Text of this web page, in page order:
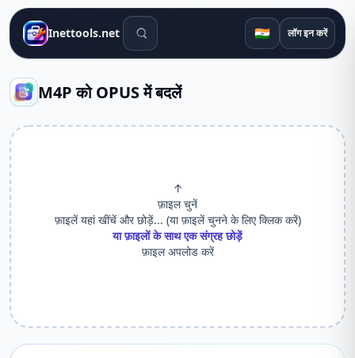
Inettools.net खोज उपकरण 🇮🇳 लॉग इन करें
M4P को OPUS में बदलें
↑
फ़ाइल चुनें
फ़ाइलें यहां खींचें और छोड़ें... (या फ़ाइलें चुनने के लिए क्लिक करें)
या फ़ाइलों के साथ एक संग्रह छोड़ें
फ़ाइल अपलोड करें